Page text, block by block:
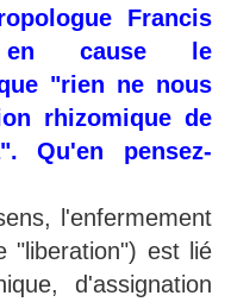
Francis
en cause le
"rien ne nous
rhizomique de
Qu'en pensez-
l'enfermement
"liberation") est lié
d'assignation